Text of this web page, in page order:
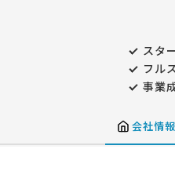
スタ
フル
事業
会社情報